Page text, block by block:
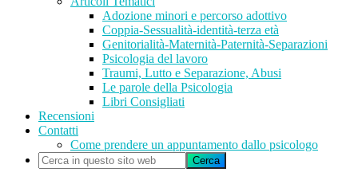
Adozione minori e percorso adottivo
Coppia-Sessualità-identità-terza età
Genitorialità-Maternità-Paternità-Separazioni
Psicologia del lavoro
Traumi, Lutto e Separazione, Abusi
Le parole della Psicologia
Libri Consigliati
Recensioni
Contatti
Come prendere un appuntamento dallo psicologo
Cerca
in